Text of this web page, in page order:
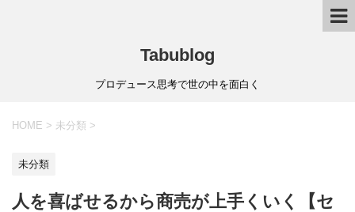
Tabublog
プロデュース思考で世の中を面白く
HOME > 未分類 >
未分類
人を喜ばせるから商売が上手くいく【セ